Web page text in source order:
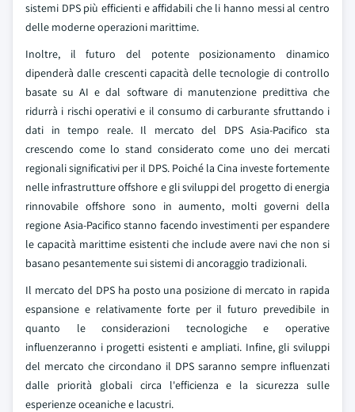
sistemi DPS più efficienti e affidabili che li hanno messi al centro
delle moderne operazioni marittime.
Inoltre, il futuro del potente posizionamento dinamico
dipenderà dalle crescenti capacità delle tecnologie di controllo
basate su AI e dal software di manutenzione predittiva che
ridurrà i rischi operativi e il consumo di carburante sfruttando i
dati in tempo reale. Il mercato del DPS Asia-Pacifico sta
crescendo come lo stand considerato come uno dei mercati
regionali significativi per il DPS. Poiché la Cina investe fortemente
nelle infrastrutture offshore e gli sviluppi del progetto di energia
rinnovabile offshore sono in aumento, molti governi della
regione Asia-Pacifico stanno facendo investimenti per espandere
le capacità marittime esistenti che include avere navi che non si
basano pesantemente sui sistemi di ancoraggio tradizionali.
Il mercato del DPS ha posto una posizione di mercato in rapida
espansione e relativamente forte per il futuro prevedibile in
quanto le considerazioni tecnologiche e operative
influenzeranno i progetti esistenti e ampliati. Infine, gli sviluppi
del mercato che circondano il DPS saranno sempre influenzati
dalle priorità globali circa l'efficienza e la sicurezza sulle
esperienze oceaniche e lacustri.